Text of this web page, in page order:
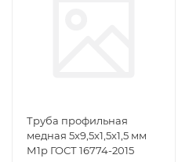
Труба профильная
медная 5x9,5x1,5x1,5 мм
М1р ГОСТ 16774-2015